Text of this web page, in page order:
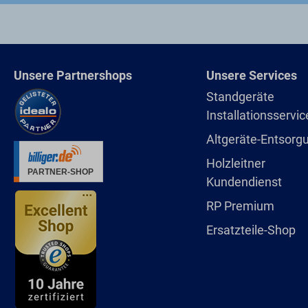
Rohstoffkreislauf
verdichten und verliert auf
sich auf ein Mindestmaß
Unsere Partnershops
Unsere Services
Standgeräte
Altgeräte-
Holzleitner
Kundendienst
RP Premium
Ersatzteile-Shop